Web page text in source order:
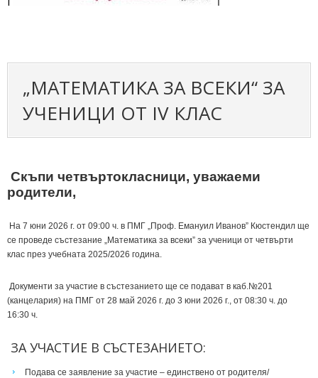
„МАТЕМАТИКА ЗА ВСЕКИ“ ЗА
УЧЕНИЦИ ОТ IV КЛАС
Скъпи четвъртокласници, уважаеми
родители,
На 7 юни 2026 г. от 09:00 ч. в ПМГ „Проф. Емануил Иванов” Кюстендил ще
се проведе състезание „Математика за всеки” за ученици от четвърти
клас през учебната 2025/2026 година.
Документи за участие в състезанието ще се подават в каб.№201
(канцелария) на ПМГ от 28 май 2026 г. до 3 юни 2026 г., от 08:30 ч. до
16:30 ч.
ЗА УЧАСТИЕ В СЪСТЕЗАНИЕТО:
Подава се заявление за участие – единствено от родителя/